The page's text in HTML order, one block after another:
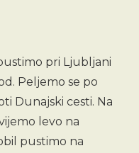
pri Ljubljani
Peljemo se po
Dunajski cesti. Na
levo na
pustimo na